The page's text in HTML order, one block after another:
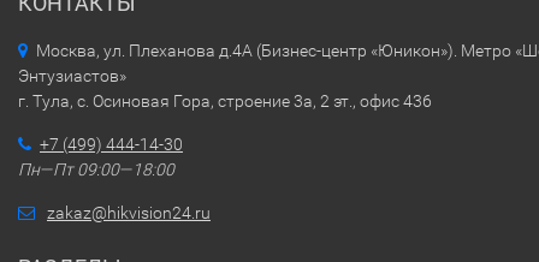
Москва, ул. Плеханова д.4А (Бизнес-центр «Юникон»). Метро
Энтузиастов»
г. Тула, с. Осиновая Гора, строение 3а, 2 эт., офис 436
+7 (499) 444-14-30
Пн—Пт 09:00—18:00
zakaz@hikvision24.ru